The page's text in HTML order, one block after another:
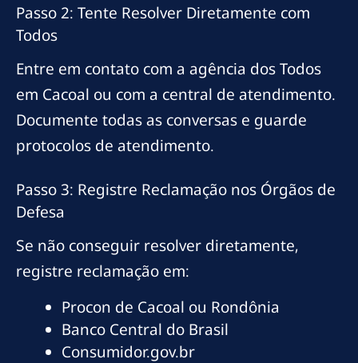
Passo 2: Tente Resolver Diretamente com
Todos
Entre em contato com a agência dos Todos
em Cacoal ou com a central de atendimento.
Documente todas as conversas e guarde
protocolos de atendimento.
Passo 3: Registre Reclamação nos Órgãos de
Defesa
Se não conseguir resolver diretamente,
registre reclamação em:
Procon de Cacoal ou Rondônia
Banco Central do Brasil
Consumidor.gov.br